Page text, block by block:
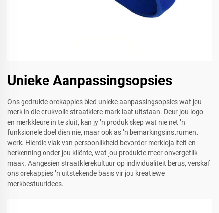
Unieke Aanpassingsopsies
Ons gedrukte orekappies bied unieke aanpassingsopsies wat jou
merk in die drukvolle straatklere-mark laat uitstaan. Deur jou logo
en merkkleure in te sluit, kan jy ’n produk skep wat nie net ’n
funksionele doel dien nie, maar ook as ’n bemarkingsinstrument
werk. Hierdie vlak van persoonlikheid bevorder merklojaliteit en -
herkenning onder jou kliënte, wat jou produkte meer onvergetlik
maak. Aangesien straatklerekultuur op individualiteit berus, verskaf
ons orekappies ’n uitstekende basis vir jou kreatiewe
merkbestuuridees.